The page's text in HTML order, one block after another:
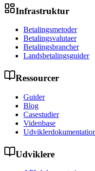
Infrastruktur
Betalingsmetoder
Betalingsvalutaer
Betalingsbrancher
Landsbetalingsguider
Ressourcer
Guider
Blog
Casestudier
Videnbase
Udviklere